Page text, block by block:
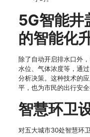
5G智能井
的智能化
除了自动开启排水口外
水位、气体浓度等，通
分析决策。这种技术的
平，也为市民的出行安全
智慧环卫
对五大城市30处智慧环